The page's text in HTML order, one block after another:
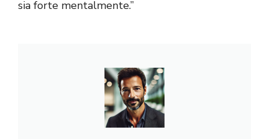
sia forte mentalmente.”